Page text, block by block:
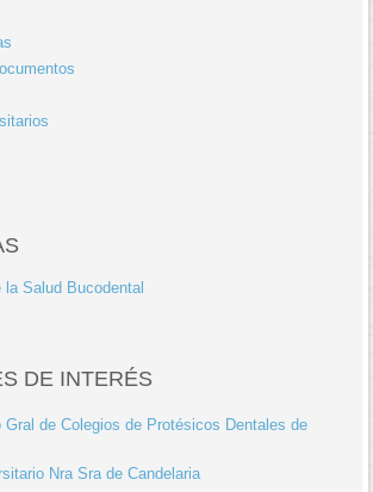
la Salud Bucodental
DE INTERÉS
Gral de Colegios de Protésicos Dentales de
Nra Sra de Candelaria